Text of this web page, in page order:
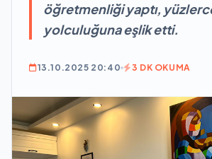
öğretmenliği yaptı,
yolculuğuna eşlik etti.
13.10.2025 20:40 3 DK OKUMA